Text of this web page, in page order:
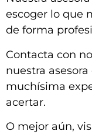
escoger lo que
de forma
Contacta con
nuestra
muchísima
acertar.
O mejor aún,